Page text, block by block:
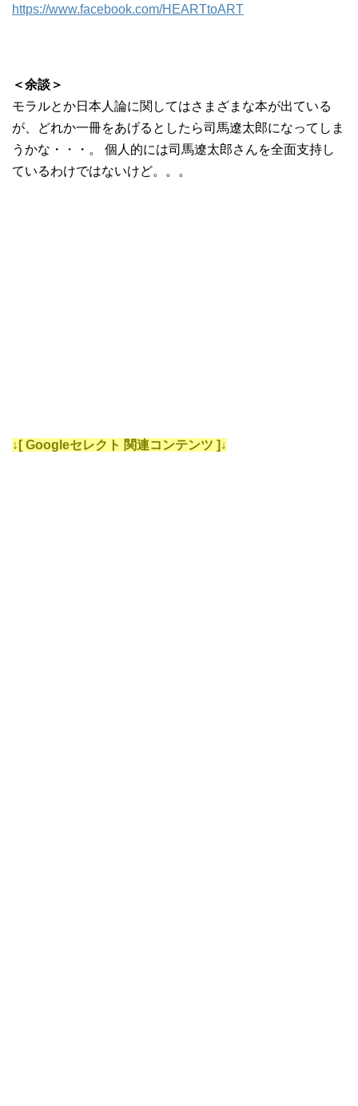
https://www.facebook.com/HEARTtoART
＜余談＞
モラルとか日本人論に関してはさまざまな本が出ている
が、どれか一冊をあげるとしたら司馬遼太郎になってしま
うかな・・・。 個人的には司馬遼太郎さんを全面支持し
ているわけではないけど。。。
↓[ Googleセレクト 関連コンテンツ ]↓